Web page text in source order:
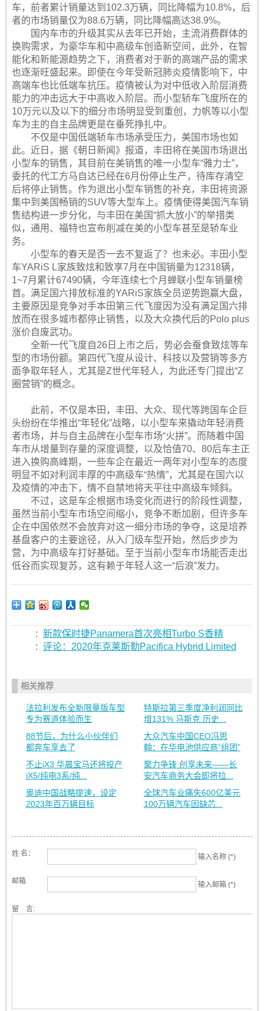
车，前者累计销量达到102.3万辆，同比降幅为10.8%，后
者的市场销量仅为88.6万辆，同比降幅高达38.9%。
国内车市的升级其实从去年已开始，主流消费群体的
换购需求，为豪华车和中高级车创造新空间，此外，在智
能化和新能源趋势之下，消费者对于新的高端产品的需求
也逐渐旺盛起来。即使在今年受新冠肺炎疫情影响下，中
高端车也比低端车抗压。疫情被认为对中低收入阶层消费
能力的冲击远大于中高收入阶层。而小型轿车飞度所在的
10万元以及以下的细分市场明显受到重创，力帆等以小型
车为主的自主品牌更是在垂死挣扎中。
不仅是中国低端轿车市场承受压力，美国市场也如
此。近日，据《朝日新闻》报道，丰田将在美国市场退出
小型车的销售，其目前在美销售的唯一小型车“雅力士”，
委托的代工方马自达已经在6月份停止生产，待库存清空
后将停止销售。作为退出小型车销售的补充，丰田将资源
集中到美国畅销的SUV等大型车上。疫情使得美国汽车销
售结构进一步分化，与丰田在美国“抓大放小”的举措类
似，通用、福特也宣布削减在美的小型车甚至是轿车业
务。
小型车的春天是否一去不复返了？也未必。丰田小型
车YARiS L家族致炫和致享7月在中国销量为12318辆，
1~7月累计67490辆，今年连续七个月蝉联小型车销量榜
首。满足国六排放标准的YARiS家族全员逆势跑赢大盘，
主要原因是竞争对手本田第三代飞度因为没有满足国六排
放而在很多城市都停止销售，以及大众换代后的Polo plus
涨价自废武功。
全新一代飞度自26日上市之后，势必会蚕食致炫等车
型的市场份额。第四代飞度从设计、科技以及营销等多方
面争取年轻人，尤其是Z世代年轻人，为此还专门提出“Z
圈营销”的概念。
此前，不仅是本田，丰田、大众、现代等跨国车企巨
头纷纷在华推出“年轻化”战略，以小型车来撬动年轻消费
者市场，并与自主品牌在小型车市场“火拼”。而随着中国
车市从增量到存量的深度调整，以及恰值70、80后车主正
进入换购高峰期，一些车企在最近一两年对小型车的态度
明显不如对利润丰厚的中高级车“热情”，尤其是在国六以
及疫情的冲击下，情不自禁地将天平往中高级车倾斜。
不过，这是车企根据市场变化而进行的阶段性调整，
虽然当前小型车市场空间缩小，竞争不断加剧，但许多车
企在中国依然不会放弃对这一细分市场的争夺，这是培养
基盘客户的主要途径，从入门级车型开始，然后步步为
营，为中高级车打好基础。至于当前小型车市场能否走出
低谷而实现复苏，这有赖于年轻人这一“后浪”发力。
: 新款保时捷Panamera首次亮相Turbo S香精
: 评论：2020年克莱斯勒Pacifica Hybrid Limited
相关推荐
法拉利发布全新限量版车型
专为赛道体验而生
特斯拉第三季度净利润同比
增131% 马斯克:历史...
88节后，为什么小伙伴们
都奔车享去了
大众汽车中国CEO冯思
翰：在华电池供应商“组团”
不止iX3 华晨宝马还将投产
iX5/纯电3系/纯...
聚力争锋 创享未来——长
安汽车商务大会即将拉...
奥迪中国战略提速，设定
2023年百万辆目标
全球汽车业痛失600亿美元
100万辆汽车因缺芯...
姓 名： 输入名称 (*)
邮箱 输入邮箱 (*)
留 言: